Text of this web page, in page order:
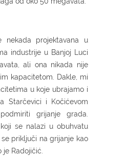
projektavana u
industrije u Banjoj Luci
ali ona nikada nije
kapacitetom. Dakle, mi
u koje ubrajamo i
Starčevici i Kočićevom
grijanje grada.
se nalazi u obuhvatu
priključi na grijanje kao
je Radojičić.